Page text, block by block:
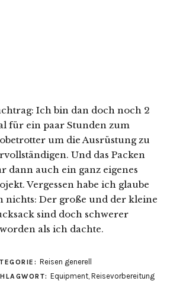
Ich bin dan doch noch 2
für ein paar Stunden zum
um die Ausrüstung zu
Und das Packen
dann auch ein ganz eigenes
Vergessen habe ich glaube
nichts: Der große und der kleine
sind doch schwerer
als ich dachte.
Reisen generell
Equipment, Reisevorbereitung